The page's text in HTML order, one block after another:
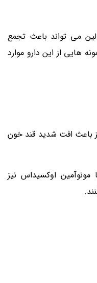
می تواند باعث تجمع
هایی از این دارو موارد
باعث افت شدید قند خون
اوکسیداس نیز